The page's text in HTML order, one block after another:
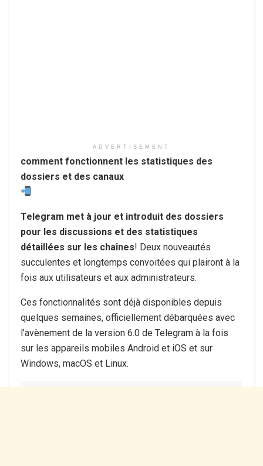
ADVERTISEMENT
comment fonctionnent les statistiques des
dossiers et des canaux
Telegram met à jour et introduit des dossiers
pour les discussions et des statistiques
détaillées sur les chaînes! Deux nouveautés
succulentes et longtemps convoitées qui plairont à la
fois aux utilisateurs et aux administrateurs.
Ces fonctionnalités sont déjà disponibles depuis
quelques semaines, officiellement débarquées avec
l’avènement de la version 6.0 de Telegram à la fois
sur les appareils mobiles Android et iOS et sur
Windows, macOS et Linux.